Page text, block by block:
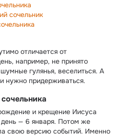
сочельник
отличается от
например, не принято
гулянья, веселиться. А
нужно придерживаться.
и крещение Иисуса
— 6 января. Потом же
свою версию событий. Именно